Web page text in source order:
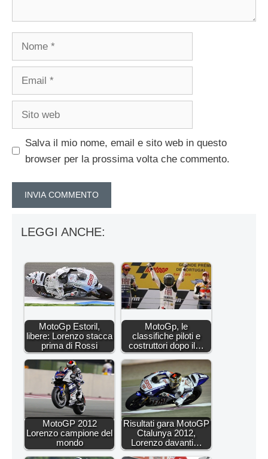
Salva il mio nome, email e sito web in questo
browser per la prossima volta che commento.
LEGGI ANCHE:
MotoGp Estoril,
libere: Lorenzo stacca
prima di Rossi
MotoGp, le
classifiche piloti e
costruttori dopo il…
MotoGP 2012
Lorenzo campione del
mondo
Risultati gara MotoGP
Ctalunya 2012,
Lorenzo davanti…